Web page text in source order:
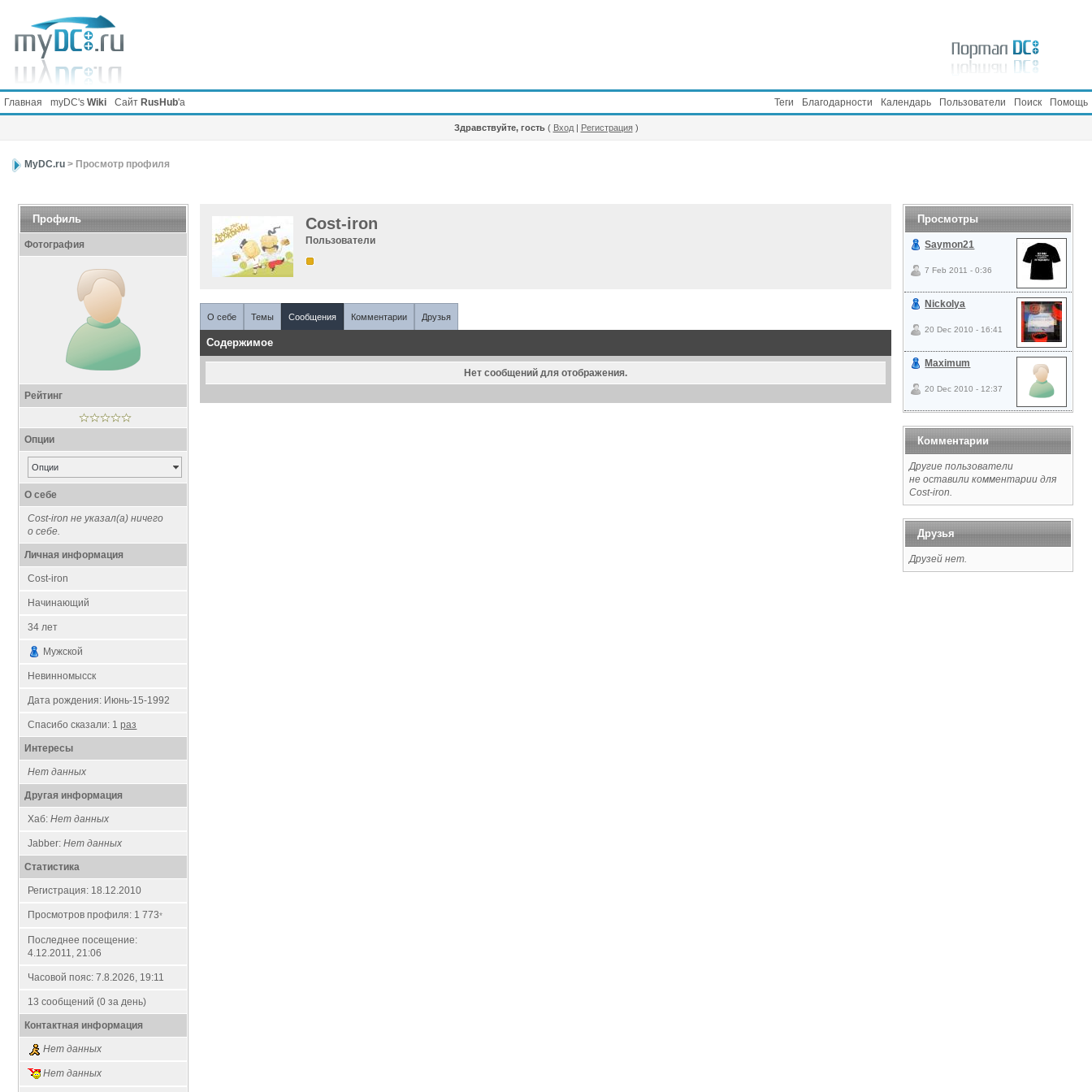
Главная myDC's Wiki Сайт RusHub'а Помощь
Поиск
Пользователи
Календарь
Благодарности
Теги
Здравствуйте, гость( Вход| Регистрация)
MyDC.ru > Просмотр профиля
Профиль
Фотография
Рейтинг
Опции
Опции
О себе
Cost-iron не указал(а) ничего
о себе.
Личная информация
Cost-iron
Начинающий
34 лет
Мужской
Невинномысск
Дата рождения: Июнь-15-1992
Спасибо сказали: 1 раз
Интересы
Нет данных
Другая информация
Хаб:Нет данных
Jabber:Нет данных
Статистика
Регистрация: 18.12.2010
Просмотров профиля: 1 773*
Последнее посещение:
4.12.2011, 21:06
Часовой пояс: 7.8.2026, 19:11
13 сообщений (0 за день)
Контактная информация
Нет данных
Нет данных
Cost-iron
Пользователи
О себе Темы Сообщения Комментарии Друзья
Содержимое
Нет сообщений для отображения.
Просмотры
Saymon21
7 Feb 2011 - 0:36
Nickolya
20 Dec 2010 - 16:41
Maximum
20 Dec 2010 - 12:37
Комментарии
Другие пользователи
не оставили комментарии для
Cost-iron.
Друзья
Друзей нет.